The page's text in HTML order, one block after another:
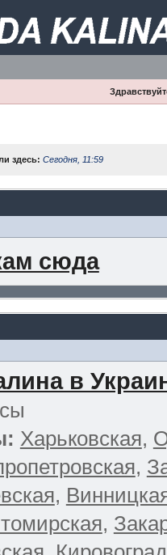
здесь: Сегодня, 11:59
сюда
в
Харьковская,
,
,
,